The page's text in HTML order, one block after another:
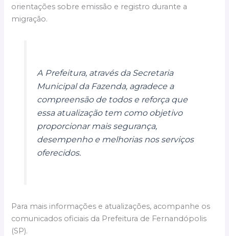
orientações sobre emissão e registro durante a
migração.
A Prefeitura, através da Secretaria
Municipal da Fazenda, agradece a
compreensão de todos e reforça que
essa atualização tem como objetivo
proporcionar mais segurança,
desempenho e melhorias nos serviços
oferecidos.
Para mais informações e atualizações, acompanhe os
comunicados oficiais da Prefeitura de Fernandópolis
(SP).